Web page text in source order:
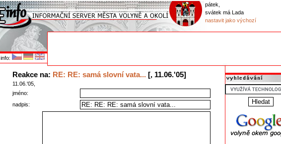
pátek,
svátek má Lada
nastavit jako výchozí
info:
Reakce na: RE: RE: samá slovní vata...[, 11.06.'05]
11.06.'05,
jméno:
nadpis: